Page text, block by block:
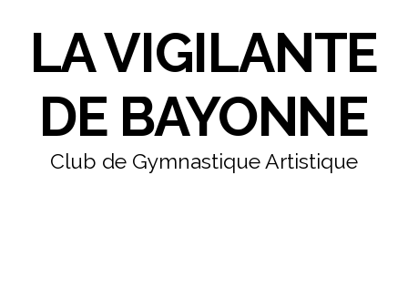
LA VIGILANTE
DE BAYONNE
Club de Gymnastique Artistique